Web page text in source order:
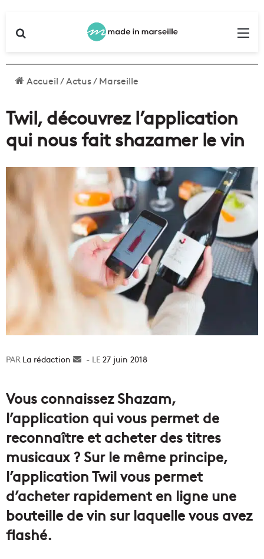
Accueil/Actus/Marseille
Twil, découvrez l’application
qui nous fait shazamer le vin
La rédaction
Envoyer27 juin 2018
Vous connaissez Shazam,
l’application qui vous permet de
reconnaître et acheter des titres
musicaux ? Sur le même principe,
l’application Twil vous permet
d’acheter rapidement en ligne une
bouteille de vin sur laquelle vous avez
flashé.